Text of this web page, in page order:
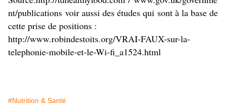
nt/publications voir aussi des études qui sont à la base de
cette prise de positions :
http://www.robindestoits.org/VRAI-FAUX-sur-la-
telephonie-mobile-et-le-Wi-fi_a1524.html
#Nutrition & Santé